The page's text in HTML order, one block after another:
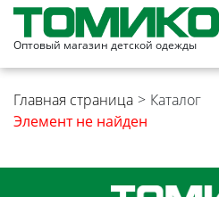
Оптовый магазин детской одежды
Главная страница > Каталог
Элемент не найден